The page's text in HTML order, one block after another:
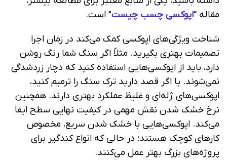
مقاله “اپوکسی چسب چیست” است.
شناخت ویژگی‌های اپوکسی کمک می‌کند در زمان اجرا
تصمیمات بهتری بگیرید. مثلاً اگر سنگ شما رنگ روشن
دارد، باید از اپوکسی‌هایی استفاده کنید که دچار زردشدگی
نمی‌شوند. یا اگر قصد دارید ترک سنگ را ترمیم کنید،
اپوکسی‌های ژله‌ای و غلیظ عملکرد بهتری دارند. همچنین
نرخ خشک شدن نقش مهمی در کیفیت نهایی سطح ایفا
می‌کند. اپوکسی‌هایی با خشک شدن سریع، مخصوص
کارهای کوچک هستند؛ در حالی ‌که انواع کندگیر برای
پروژه‌های بزرگ بهتر عمل می‌کنند.